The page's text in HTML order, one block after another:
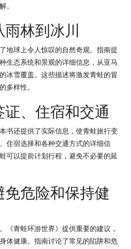
。
林到冰川
地球上令人惊叹的自然奇观。指南提
生态系统和景观的详细信息，从亚马
冰雪覆盖。这些描述将激发青蛙的冒
多样性。
、住宿和交通
书还提供了实际信息，使青蛙旅行变
住宿选择和各种交通方式的详细信
可以提前计划行程，避免不必要的延
危险和保持健
《青蛙环游世界》提供重要的建议，
体健康。指南讨论了常见的陷阱和危